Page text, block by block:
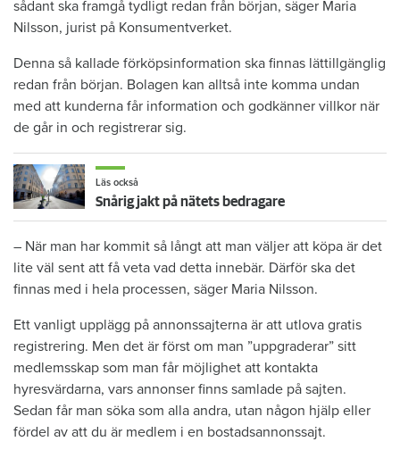
sådant ska framgå tydligt redan från början, säger Maria
Nilsson, jurist på Konsumentverket.
Denna så kallade förköpsinformation ska finnas lättillgänglig
redan från början. Bolagen kan alltså inte komma undan
med att kunderna får information och godkänner villkor när
de går in och registrerar sig.
Läs också
Snårig jakt på nätets bedragare
– När man har kommit så långt att man väljer att köpa är det
lite väl sent att få veta vad detta innebär. Därför ska det
finnas med i hela processen, säger Maria Nilsson.
Ett vanligt upplägg på annonssajterna är att utlova gratis
registrering. Men det är först om man ”uppgraderar” sitt
medlemsskap som man får möjlighet att kontakta
hyresvärdarna, vars annonser finns samlade på sajten.
Sedan får man söka som alla andra, utan någon hjälp eller
fördel av att du är medlem i en bostadsannonssajt.